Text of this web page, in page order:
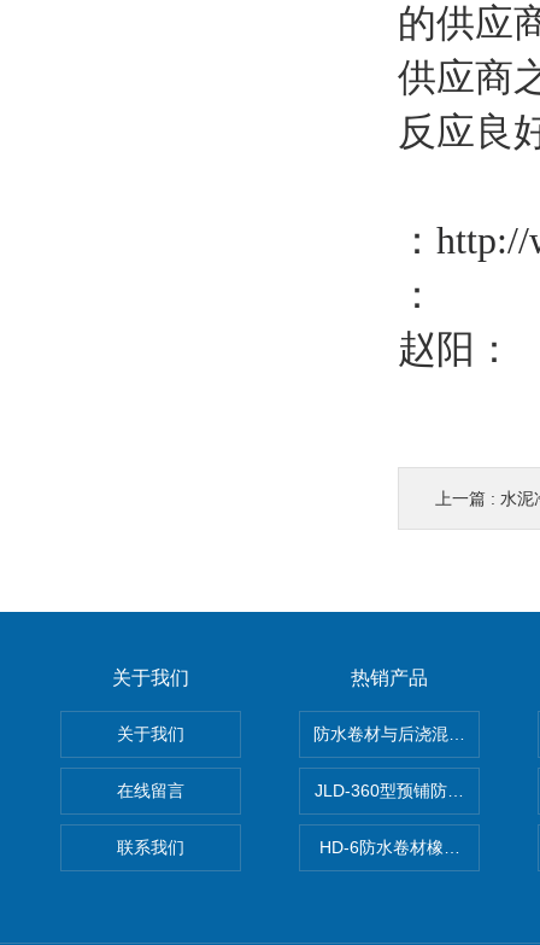
的供应
供应商
反应良
： http://
：
赵阳：
上一篇 : 水泥
关于我们
关于我们
在线留言
联系我们
热销产品
防水卷材与后浇混凝土剥离强
JLD-360型预铺防水卷材抗冲
HD-6防水卷材橡胶测厚仪